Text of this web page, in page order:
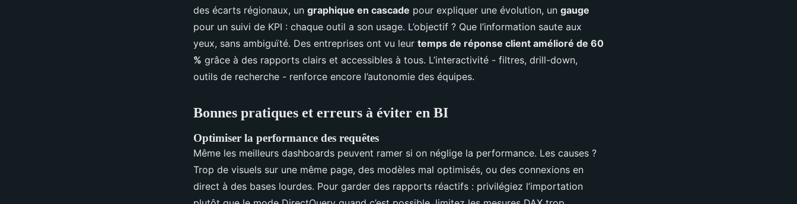
des écarts régionaux, un graphique en cascade pour expliquer une évolution, un gauge
pour un suivi de KPI : chaque outil a son usage. L’objectif ? Que l’information saute aux
yeux, sans ambiguïté. Des entreprises ont vu leur temps de réponse client amélioré de 60
% grâce à des rapports clairs et accessibles à tous. L’interactivité - filtres, drill-down,
outils de recherche - renforce encore l’autonomie des équipes.
Bonnes pratiques et erreurs à éviter en BI
Optimiser la performance des requêtes
Même les meilleurs dashboards peuvent ramer si on néglige la performance. Les causes ?
Trop de visuels sur une même page, des modèles mal optimisés, ou des connexions en
direct à des bases lourdes. Pour garder des rapports réactifs : privilégiez l’importation